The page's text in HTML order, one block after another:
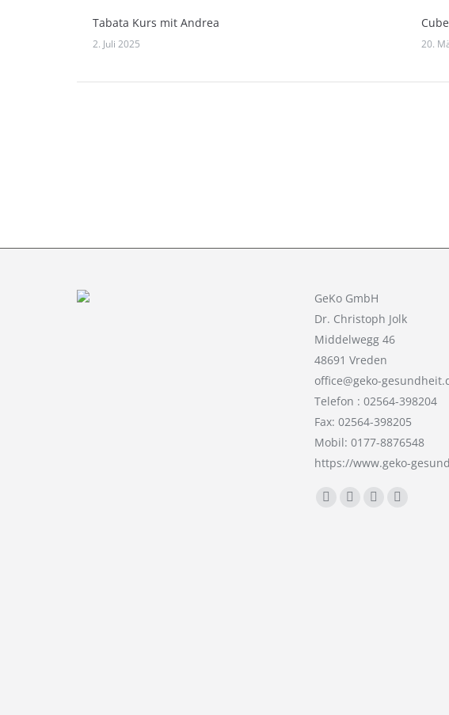
Tabata Kurs mit Andrea
2. Juli 2025 20.
GeKo GmbH
Dr. Christoph Jolk
Middelwegg 46
48691 Vreden
office@geko-
Telefon : 02564-398204
Fax: 02564-398205
Mobil: 0177-8876548
https://www.geko-
Finden Sie uns auf:
Facebook
YouTube
E-
Website